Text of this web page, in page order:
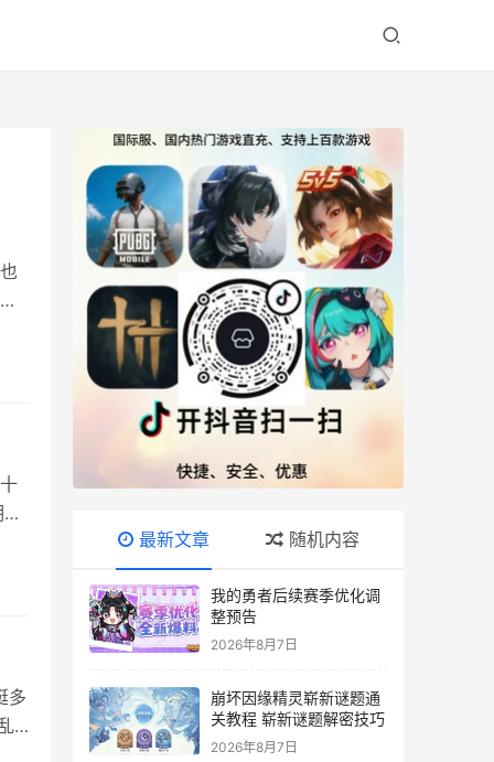
多
最新文章 随机内容
我的勇者后续赛季优化调
整预告
2026年8月7日
崩坏因缘精灵崭新谜题通
关教程 崭新谜题解密技巧
2026年8月7日